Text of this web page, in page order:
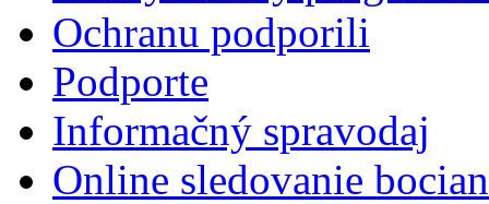
Ochranu podporili
Podporte
Informačný spravodaj
Online sledovanie